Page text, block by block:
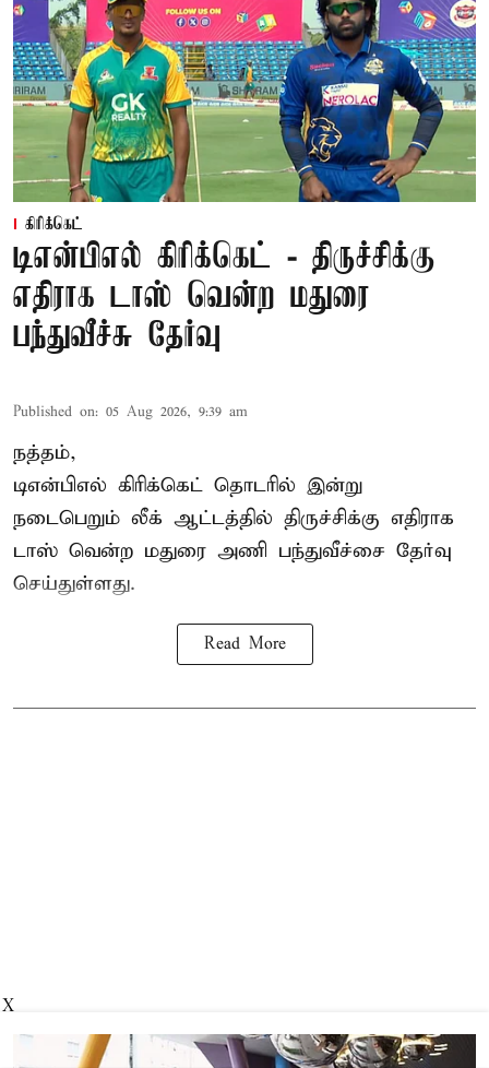
கிரிக்கெட்
டிஎன்பிஎல் கிரிக்கெட் - திருச்சிக்கு
எதிராக டாஸ் வென்ற மதுரை
பந்துவீச்சு தேர்வு
Published on: 05 Aug 2026, 9:39 am
நத்தம்,
டிஎன்பிஎல் கிரிக்கெட் தொடரில் இன்று
நடைபெறும் லீக் ஆட்டத்தில் திருச்சிக்கு எதிராக
டாஸ் வென்ற மதுரை அணி பந்துவீச்சை தேர்வு
செய்துள்ளது.
Read More
X